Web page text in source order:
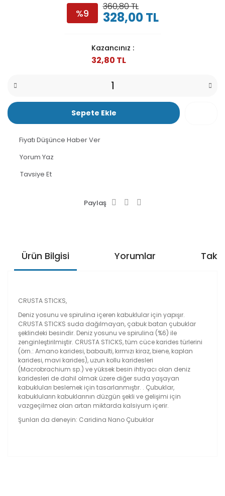
%9
360,80 TL
328,00 TL
Kazancınız :
32,80 TL
Sepete Ekle
Fiyatı Düşünce Haber Ver
Yorum Yaz
Tavsiye Et
Paylaş
Ürün Bilgisi Yorumlar
CRUSTA STICKS,
Deniz yosunu ve spirulina içeren kabuklular için yapışır.
CRUSTA STICKS suda dağılmayan, çabuk batan çubuklar
şeklindeki besindir. Deniz yosunu ve spirulina (%6) ile
zenginleştirilmiştir. CRUSTA STICKS, tüm cüce karides türlerini
(örn.: Amano karidesi, babaulti, kırmızı kiraz, biene, kaplan
karidesi, mavi karides), uzun kollu karidesleri
(Macrobrachium sp.) ve yüksek besin ihtiyacı olan deniz
karidesleri de dahil olmak üzere diğer suda yaşayan
kabukluları beslemek için tasarlanmıştır. . Çubuklar,
kabukluların kabuklarının düzgün şekli ve gelişimi için
vazgeçilmez olan artan miktarda kalsiyum içerir.
Şunları da deneyin: Caridina Nano Çubuklar